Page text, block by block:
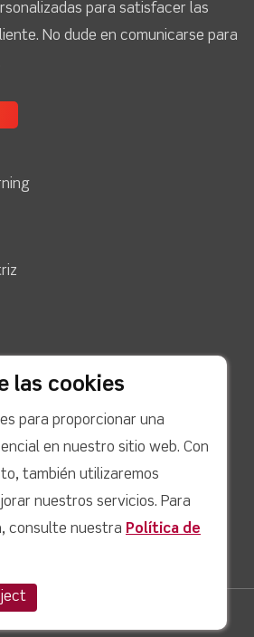
para satisfacer las
No dude en comunicarse para
Youtube
las cookies
para proporcionar una
en nuestro sitio web. Con
también utilizaremos
nuestros servicios. Para
consulte nuestra Política de